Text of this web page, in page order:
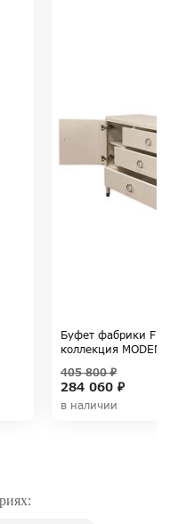
Буфет фабрики
коллекция MODENA
284 060 ₽
405 800 ₽
в наличии